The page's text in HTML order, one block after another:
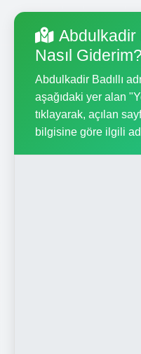
Abdulkadir
Nasıl Giderim?
Abdulkadir Badıllı
aşağıdaki yer alan
tıklayarak, açılan
bilgisine göre ilgili